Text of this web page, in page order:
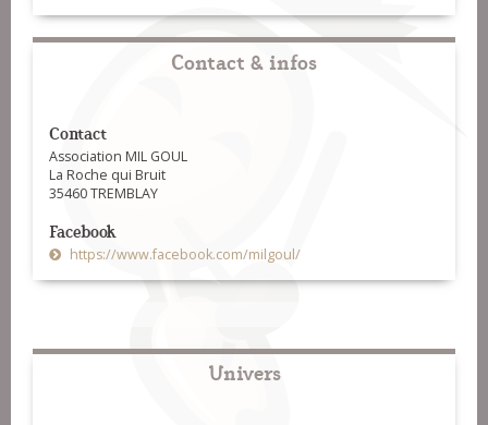
Contact & infos
Contact
Association MIL GOUL
La Roche qui Bruit
35460 TREMBLAY
Facebook
https://www.facebook.com/milgoul/
Univers